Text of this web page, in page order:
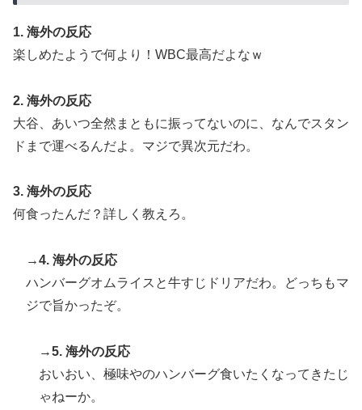
外の反応】
▶ 韓国人「日本の柴犬くん散歩中の暑さに耐えられなかっ
▶ 「これ以上続けるならケーキは無しだよ」娘のロウソク
を何度も吹き消した7歳、その日だけ皿が回ってこなか
った
ゴール！久保建英超え歴代2位の記録！3得点に絡む活躍
で海外絶賛！【海外の反応】
1. 海外の反応
楽しめたようで何より！WBC最高だよなｗ
2. 海外の反応
大谷、あいつ全然まともに振ってないのに、なんでスタン
ドまで運べるんだよ。マジで異次元だわ。
3. 海外の反応
何食ったんだ？詳しく教えろ。
→4. 海外の反応
ハンバーグオムライスと牛すじドリアだわ。どっちもマ
ジで旨かったぞ。
→5. 海外の反応
おいおい、極味やのハンバーグ食いたくなってきたじ
ゃねーか。